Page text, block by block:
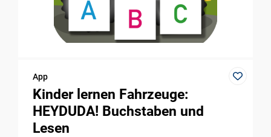
App
Kinder lernen Fahrzeuge:
HEYDUDA! Buchstaben und
Lesen